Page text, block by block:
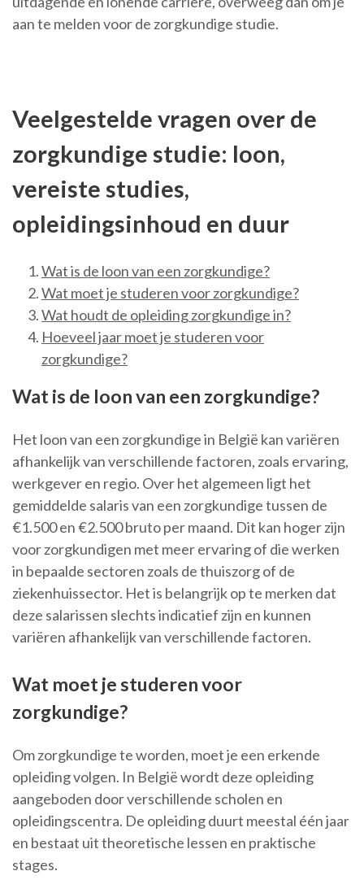
aan te melden voor de zorgkundige studie.
Veelgestelde vragen over de
zorgkundige studie: loon,
vereiste studies,
opleidingsinhoud en duur
Wat is de loon van een zorgkundige?
Wat moet je studeren voor zorgkundige?
Wat houdt de opleiding zorgkundige in?
Hoeveel jaar moet je studeren voor
zorgkundige?
Wat is de loon van een zorgkundige?
Het loon van een zorgkundige in België kan variëren
afhankelijk van verschillende factoren, zoals ervaring,
werkgever en regio. Over het algemeen ligt het
gemiddelde salaris van een zorgkundige tussen de
€1.500 en €2.500 bruto per maand. Dit kan hoger zijn
voor zorgkundigen met meer ervaring of die werken
in bepaalde sectoren zoals de thuiszorg of de
ziekenhuissector. Het is belangrijk op te merken dat
deze salarissen slechts indicatief zijn en kunnen
variëren afhankelijk van verschillende factoren.
Wat moet je studeren voor
zorgkundige?
Om zorgkundige te worden, moet je een erkende
opleiding volgen. In België wordt deze opleiding
aangeboden door verschillende scholen en
opleidingscentra. De opleiding duurt meestal één jaar
en bestaat uit theoretische lessen en praktische
stages.